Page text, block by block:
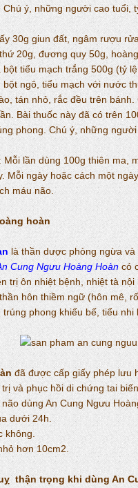
ý, những người cao tuổi,
30g giun đất, ngâm rượu
20g, đương quy 50g,
tiểu mạch trắng 500g (tỷ
ngô, tiểu mạch với nước
tán nhỏ, rắc đều trên
Bài thuốc này đã có trên
phong. Chú ý, những
lần dùng 100g thiên ma,
Mỗi ngày hoặc cách một
máu não.
hoàn
là thần dược phòng ngừa
Cung Ngưu Hoàng Hoàn có
trị ôn nhiệt bệnh, nhiệt tà
hôn thiềm ngữ (hôn mê,
phong khiếu bế, tiểu nhi
đã được cấp giấy phép lưu
và phục hồi di chứng tai
dùng An Cung Ngưu
dưới 24h.
không.
hơn 10cm2.
thận trọng khi dùng An